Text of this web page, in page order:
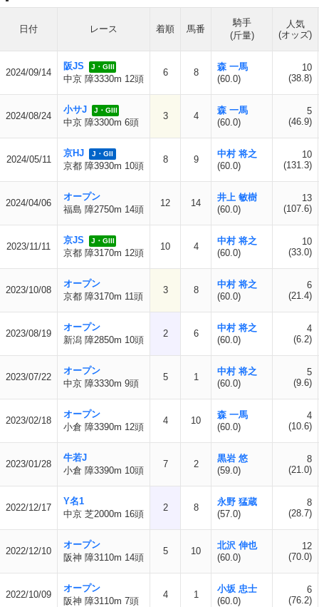
日付 レース 着順 馬番
騎手
(斤量)
人気
(オッズ)
2024/09/14
阪JS J・GIII
中京 障3330m 12頭
6 8
森 一馬
(60.0)
10
(38.8)
2024/08/24
小サJ J・GIII
中京 障3300m 6頭
3 4
森 一馬
(60.0)
5
(46.9)
2024/05/11
京HJ J・GII
京都 障3930m 10頭
8 9
中村 将之
(60.0)
10
(131.3)
2024/04/06
オープン
福島 障2750m 14頭
12 14
井上 敏樹
(60.0)
13
(107.6)
2023/11/11
京JS J・GIII
京都 障3170m 12頭
10 4
中村 将之
(60.0)
10
(33.0)
2023/10/08
オープン
京都 障3170m 11頭
3 8
中村 将之
(60.0)
6
(21.4)
2023/08/19
オープン
新潟 障2850m 10頭
2 6
中村 将之
(60.0)
4
(6.2)
2023/07/22
オープン
中京 障3330m 9頭
5 1
中村 将之
(60.0)
5
(9.6)
2023/02/18
オープン
小倉 障3390m 12頭
4 10
森 一馬
(60.0)
4
(10.6)
2023/01/28
牛若J
小倉 障3390m 10頭
7 2
黒岩 悠
(59.0)
8
(21.0)
2022/12/17
Y名1
中京 芝2000m 16頭
2 8
永野 猛蔵
(57.0)
8
(28.7)
2022/12/10
オープン
阪神 障3110m 14頭
5 10
北沢 伸也
(60.0)
12
(70.0)
2022/10/09
オープン
阪神 障3110m 7頭
4 1
小坂 忠士
(60.0)
6
(76.2)